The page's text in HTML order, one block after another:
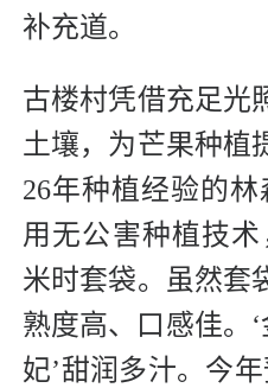
补充道。
古楼村凭借充足光
土壤，为芒果种植
26年种植经验的
用无公害种植技
米时套袋。虽然套
熟度高、口感佳。
妃’甜润多汁。今